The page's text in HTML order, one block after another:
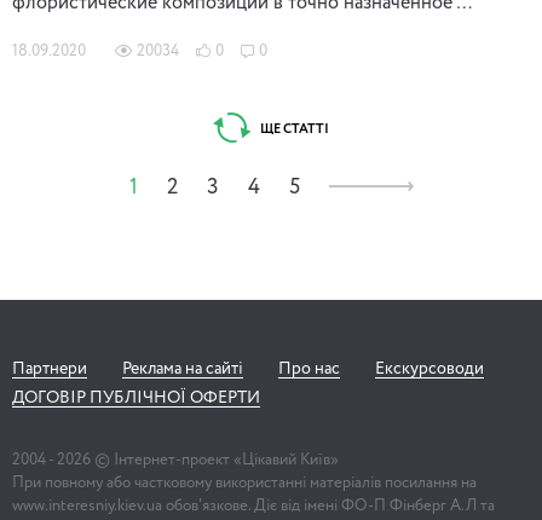
18.09.2020 20034 0 0
ЩЕ СТАТТІ
1 2 3 4 5
Партнери Реклама на сайті Про нас
Екскурсоводи
ДОГОВІР ПУБЛІЧНОЇ ОФЕРТИ
2004 - 2026 © Інтернет-проект «Цікавий Київ»
При повному або частковому використанні матеріалів посилання на
www.interesniy.kiev.ua обов'язкове. Діє від імені ФО-П Фінберг А.Л та